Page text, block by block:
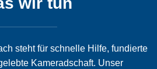
steht für schnelle Hilfe, fundierte
Kameradschaft. Unser